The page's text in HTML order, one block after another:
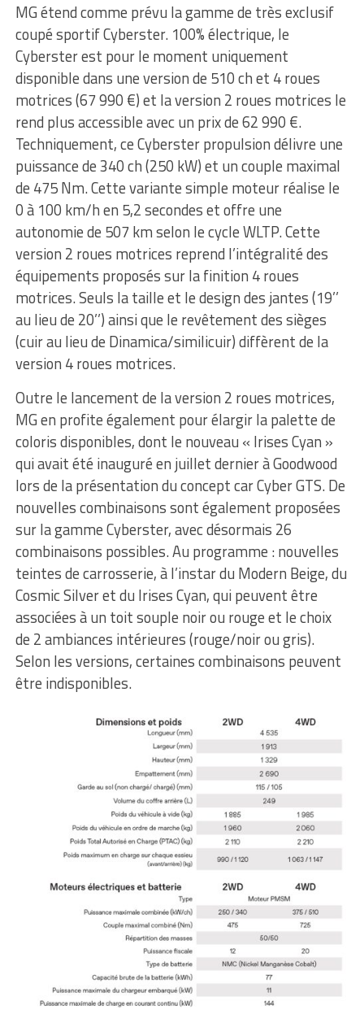
MG étend comme prévu la gamme de très exclusif
coupé sportif Cyberster. 100% électrique, le
Cyberster est pour le moment uniquement
disponible dans une version de 510 ch et 4 roues
motrices (67 990 €) et la version 2 roues motrices le
rend plus accessible avec un prix de 62 990 €.
Techniquement, ce Cyberster propulsion délivre une
puissance de 340 ch (250 kW) et un couple maximal
de 475 Nm. Cette variante simple moteur réalise le
0 à 100 km/h en 5,2 secondes et offre une
autonomie de 507 km selon le cycle WLTP. Cette
version 2 roues motrices reprend l’intégralité des
équipements proposés sur la finition 4 roues
motrices. Seuls la taille et le design des jantes (19’’
au lieu de 20’’) ainsi que le revêtement des sièges
(cuir au lieu de Dinamica/similicuir) diffèrent de la
version 4 roues motrices.
Outre le lancement de la version 2 roues motrices,
MG en profite également pour élargir la palette de
coloris disponibles, dont le nouveau « Irises Cyan »
qui avait été inauguré en juillet dernier à Goodwood
lors de la présentation du concept car Cyber GTS. De
nouvelles combinaisons sont également proposées
sur la gamme Cyberster, avec désormais 26
combinaisons possibles. Au programme : nouvelles
teintes de carrosserie, à l’instar du Modern Beige, du
Cosmic Silver et du Irises Cyan, qui peuvent être
associées à un toit souple noir ou rouge et le choix
de 2 ambiances intérieures (rouge/noir ou gris).
Selon les versions, certaines combinaisons peuvent
être indisponibles.